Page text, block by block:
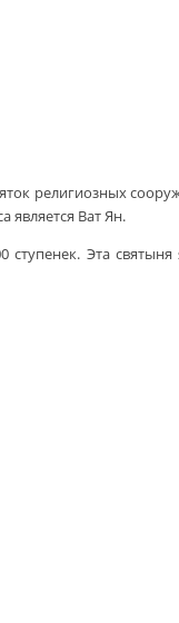
религиозных
является Ват Ян.
Эта